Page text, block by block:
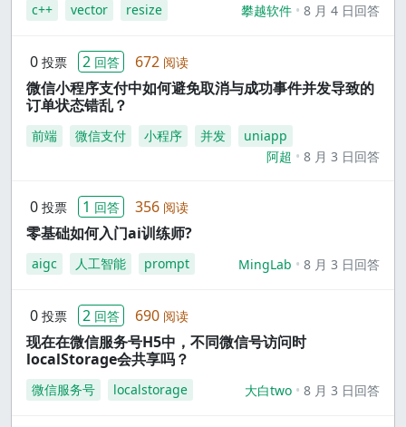
c++ vector resize 攀越软件 8 月 4 日回答
0 投票 2 回答 672 阅读
微信小程序支付中如何避免取消与成功事件并发导致的
订单状态错乱？
前端 微信支付 小程序 并发
uniapp
阿超
8 月 3 日回答
0 投票 1 回答 356 阅读
零基础如何入门ai训练师?
aigc 人工智能 prompt MingLab 8 月 3 日回答
0 投票 2 回答 690 阅读
现在在微信服务号H5中，不同微信号访问时
localStorage会共享吗？
微信服务号 localstorage 大白two 8 月 3 日回答